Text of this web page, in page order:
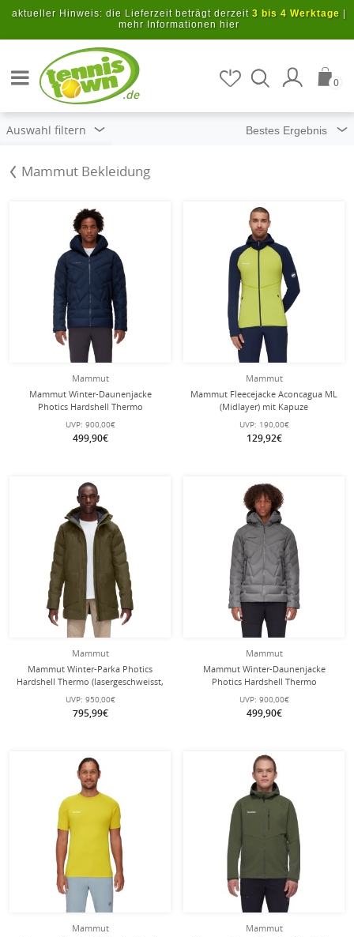
Zum Hauptinhalt springen
aktueller Hinweis: die Lieferzeit beträgt derzeit 3 bis 4 Werktage
mehr Informationen hier
.de
0
Auswahl filtern
Mammut Bekleidung
Mammut
Mammut Winter-Daunenjacke
Photics Hardshell Thermo
(lasergeschweisst, wasserdicht)
marineblau Herren
UVP: 900,00€
499,90€
Mammut
Mammut Fleecejacke Aconcagua ML
(Midlayer) mit Kapuze
limegrün/marineblau Herren
UVP: 190,00€
129,92€
Mammut
Mammut Winter-Parka Photics
Hardshell Thermo (lasergeschweisst,
wasserdicht, Daunenjacke)
iguanagrün Herren
UVP: 950,00€
795,99€
Mammut
Mammut Winter-Daunenjacke
Photics Hardshell Thermo
(lasergeschweisst, wasserdicht)
titaniumgrau Herren
UVP: 900,00€
499,90€
Mammut
Mammut